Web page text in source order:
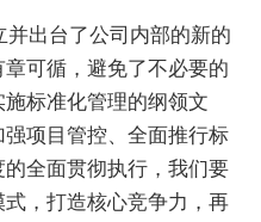
出台了公司内部的新的
可循，避免了不必要的
标准化管理的纲领文
项目管控、全面推行标
全面贯彻执行，我们要
，打造核心竞争力，再